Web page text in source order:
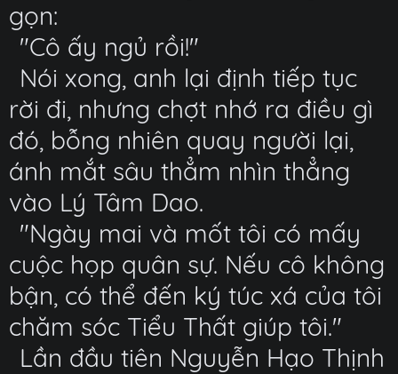
gọn:
"Cô ấy ngủ rồi!"
Nói xong, anh lại định tiếp tục
rời đi, nhưng chợt nhớ ra điều gì
đó, bỗng nhiên quay người lại,
ánh mắt sâu thẳm nhìn thẳng
vào Lý Tâm Dao.
"Ngày mai và mốt tôi có mấy
cuộc họp quân sự. Nếu cô không
bận, có thể đến ký túc xá của tôi
chăm sóc Tiểu Thất giúp tôi."
Lần đầu tiên Nguyễn Hạo Thịnh